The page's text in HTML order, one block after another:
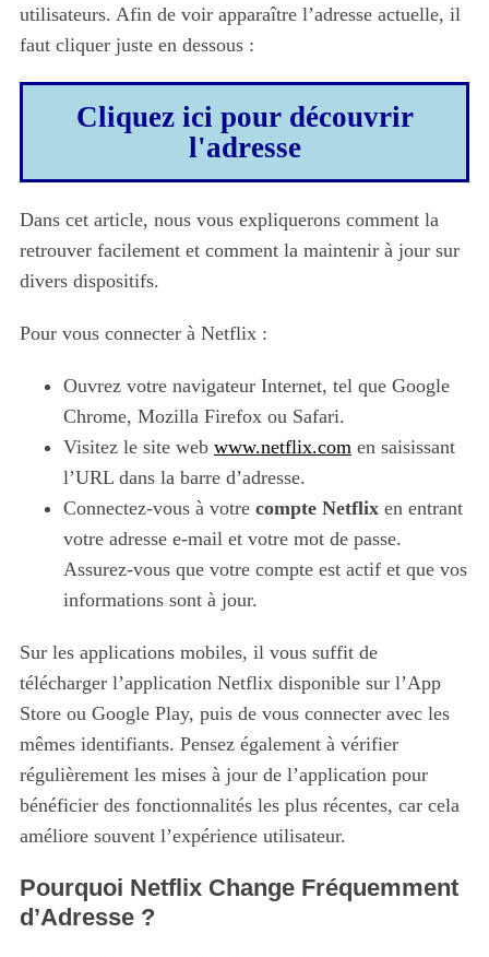
utilisateurs. Afin de voir apparaître l’adresse actuelle, il
faut cliquer juste en dessous :
Cliquez ici pour découvrir
l'adresse
Dans cet article, nous vous expliquerons comment la
retrouver facilement et comment la maintenir à jour sur
divers dispositifs.
Pour vous connecter à Netflix :
Ouvrez votre navigateur Internet, tel que Google
Chrome, Mozilla Firefox ou Safari.
Visitez le site web www.netflix.comen saisissant
l’URL dans la barre d’adresse.
Connectez-vous à votre compte Netflixen entrant
votre adresse e-mail et votre mot de passe.
Assurez-vous que votre compte est actif et que vos
informations sont à jour.
Sur les applications mobiles, il vous suffit de
télécharger l’application Netflix disponible sur l’App
Store ou Google Play, puis de vous connecter avec les
mêmes identifiants. Pensez également à vérifier
régulièrement les mises à jour de l’application pour
bénéficier des fonctionnalités les plus récentes, car cela
améliore souvent l’expérience utilisateur.
Pourquoi Netflix Change Fréquemment
d’Adresse ?